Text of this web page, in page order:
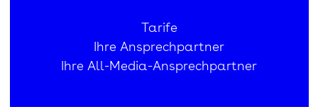
Tarife
Ihre Ansprechpartner
Ihre All-Media-Ansprechpartner